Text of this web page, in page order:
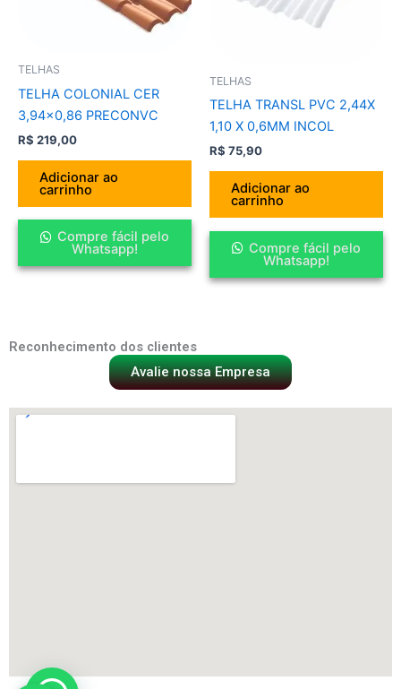
TELHAS
TELHA COLONIAL CER
3,94×0,86 PRECONVC
R$ 219,00
Adicionar ao
carrinho
Compre fácil pelo
Whatsapp!
TELHAS
TELHA TRANSL PVC 2,44X
1,10 X 0,6MM INCOL
R$ 75,90
Adicionar ao
carrinho
Compre fácil pelo
Whatsapp!
Reconhecimento dos clientes
Avalie nossa Empresa